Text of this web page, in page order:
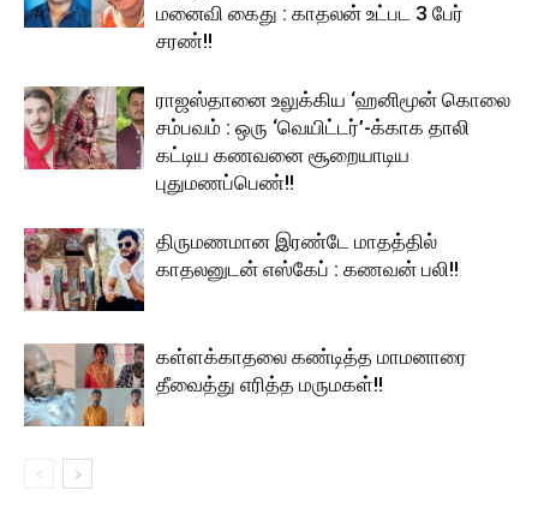
மனைவி கைது : காதலன் உட்பட 3 பேர்
சரண்!!
ராஜஸ்தானை உலுக்கிய ‘ஹனிமூன் கொலை
சம்பவம் : ஒரு ‘வெயிட்டர்’-க்காக தாலி
கட்டிய கணவனை சூறையாடிய
புதுமணப்பெண்!!
திருமணமான இரண்டே மாதத்தில்
காதலனுடன் எஸ்கேப் : கணவன் பலி!!
கள்ளக்காதலை கண்டித்த மாமனாரை
தீவைத்து எரித்த மருமகள்!!